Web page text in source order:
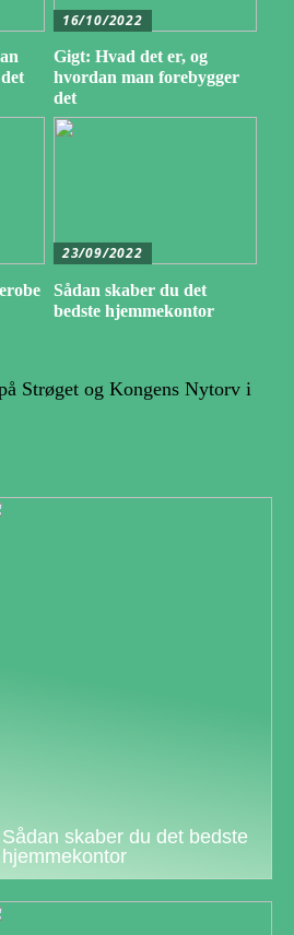
16/10/2022
Gigt: Hvad det er, og
hvordan man forebygger
det
23/09/2022
Sådan skaber du det
bedste hjemmekontor
Strøget og Kongens Nytorv i
Sådan skaber du det bedste
hjemmekontor